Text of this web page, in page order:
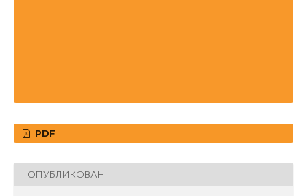
PDF
ОПУБЛИКОВАН